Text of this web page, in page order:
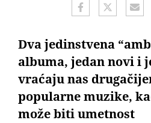
Dva jedinstvena
albuma, jedan novi i
vraćaju nas
popularne muzike,
može biti umetnost